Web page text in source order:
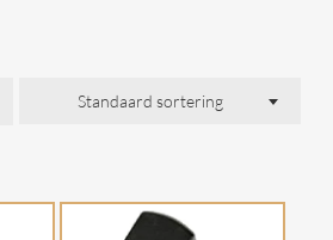
Standaard sortering